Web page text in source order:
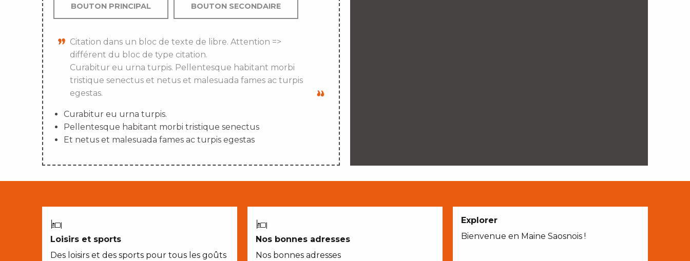
BOUTON PRINCIPAL BOUTON SECONDAIRE
Citation dans un bloc de texte de libre. Attention =>
différent du bloc de type citation.
Curabitur eu urna turpis. Pellentesque habitant morbi
tristique senectus et netus et malesuada fames ac turpis
egestas.
Curabitur eu urna turpis.
Pellentesque habitant morbi tristique senectus
Et netus et malesuada fames ac turpis egestas
Loisirs et sports
Des loisirs et des sports pour tous les goûts
Nos bonnes adresses
Nos bonnes adresses
Explorer
Bienvenue en Maine Saosnois !